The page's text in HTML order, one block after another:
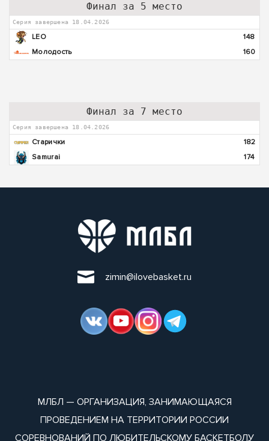
Финал за 5 место
Серия завершена 18.04.2026
LEO
148
Молодость
160
Финал за 7 место
Серия завершена 18.04.2026
Старички
182
Samurai
174
zimin@ilovebasket.ru
МЛБЛ — ОРГАНИЗАЦИЯ, ЗАНИМАЮЩАЯСЯ
ПРОВЕДЕНИЕМ НА ТЕРРИТОРИИ РОССИИ
СОРЕВНОВАНИЙ ПО ЛЮБИТЕЛЬСКОМУ БАСКЕТБОЛУ